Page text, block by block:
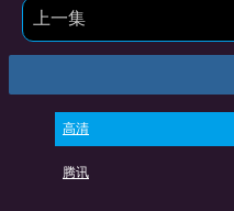
上一集
高清
腾讯